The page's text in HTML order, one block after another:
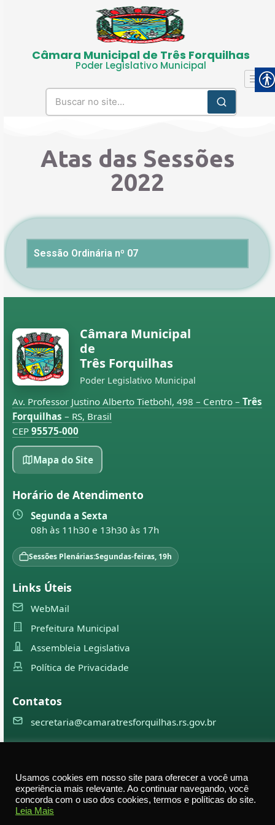
Câmara Municipal de Três Forquilhas
Poder Legislativo Municipal
Atas das Sessões
2022
Sessão Ordinária nº 07
Câmara Municipal
de
Três Forquilhas
Poder Legislativo Municipal
Av. Professor Justino Alberto Tietbohl, 498 – Centro – Três
Forquilhas – RS, Brasil
CEP 95575-000
Mapa do Site
Horário de Atendimento
Segunda a Sexta
08h às 11h30 e 13h30 às 17h
Sessões Plenárias:Segundas-feiras, 19h
Links Úteis
WebMail
Prefeitura Municipal
Assembleia Legislativa
Política de Privacidade
Contatos
secretaria@camaratresforquilhas.rs.gov.br
direitos reservados
Av. Professor Justino Alberto Tietbohl, 498 – Centro –
Usamos cookies em nosso site para oferecer a você uma
experiência mais relevante. Ao continuar navegando, você
concorda com o uso dos cookies, termos e políticas do site.
Leia Mais